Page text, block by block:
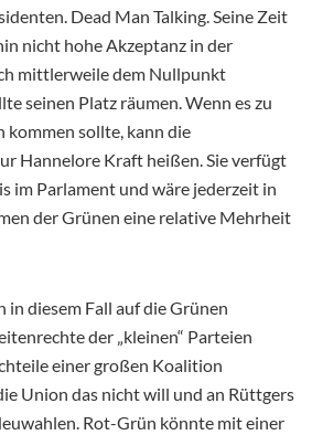
Dead Man Talking. Seine Zeit
nicht hohe Akzeptanz in der
mittlerweile dem Nullpunkt
seinen Platz räumen. Wenn es zu
sollte, kann die
Hannelore Kraft heißen. Sie verfügt
im Parlament und wäre jederzeit in
der Grünen eine relative Mehrheit
in diesem Fall auf die Grünen
der „kleinen“ Parteien
einer großen Koalition
Union das nicht will und an Rüttgers
Rot-Grün könnte mit einer